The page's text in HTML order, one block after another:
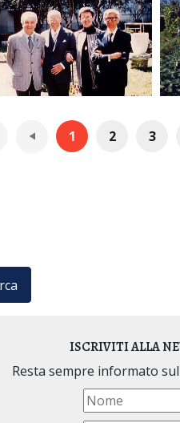
1 2 3
di Medicina
ISCRIVITI ALLA
Resta sempre informato